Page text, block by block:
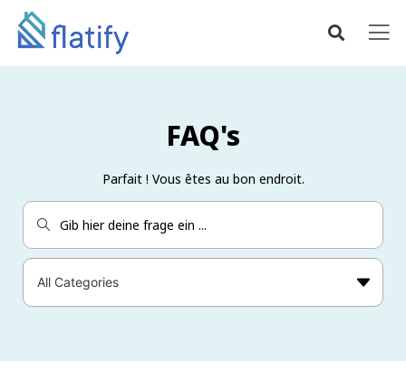
FAQ's
Parfait ! Vous êtes au bon endroit.